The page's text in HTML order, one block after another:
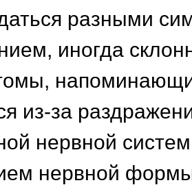
разными
иногда
из-за
нервной
нервной